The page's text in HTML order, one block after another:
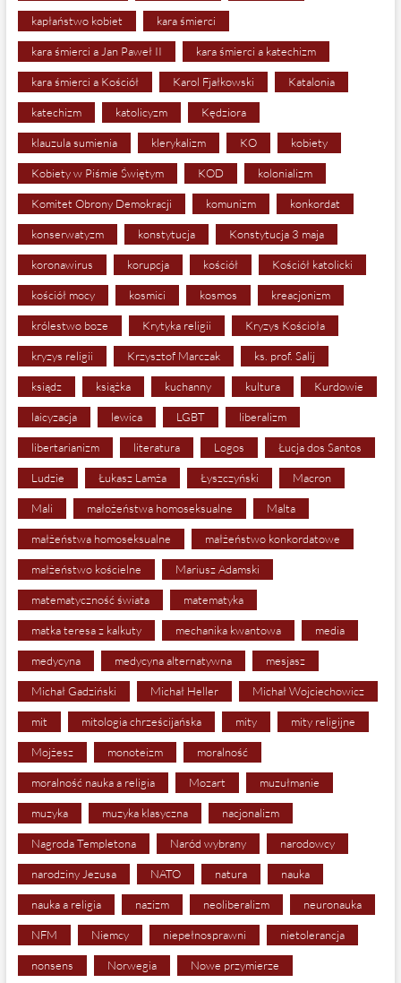
kapłaństwo kobiet kara śmierci
kara śmierci a Jan Paweł II kara śmierci a katechizm
kara śmierci a Kościół Karol Fjałkowski Katalonia
katechizm katolicyzm Kędziora
klauzula sumienia klerykalizm KO kobiety
Kobiety w Piśmie Świętym KOD kolonializm
Komitet Obrony Demokracji komunizm konkordat
konserwatyzm konstytucja Konstytucja 3 maja
koronawirus korupcja kościół Kościół katolicki
kościół mocy kosmici kosmos kreacjonizm
królestwo boze Krytyka religii Kryzys Kościoła
kryzys religii Krzysztof Marczak ks. prof. Salij
ksiądz książka kuchanny kultura Kurdowie
laicyzacja lewica LGBT liberalizm
libertarianizm literatura Logos Łucja dos Santos
Ludzie Łukasz Lamża Łyszczyński Macron
Mali małożeństwa homoseksualne Malta
małżeństwa homoseksualne małżeństwo konkordatowe
małżeństwo kościelne Mariusz Adamski
matematyczność świata matematyka
matka teresa z kalkuty mechanika kwantowa media
medycyna medycyna alternatywna mesjasz
Michał Gadziński Michał Heller Michał Wojciechowicz
mit mitologia chrześcijańska mity mity religijne
Mojżesz monoteizm moralność
moralność nauka a religia Mozart muzułmanie
muzyka muzyka klasyczna nacjonalizm
Nagroda Templetona Naród wybrany narodowcy
narodziny Jezusa NATO natura nauka
nauka a religia nazizm neoliberalizm neuronauka
NFM Niemcy niepełnosprawni nietolerancja
nonsens Norwegia Nowe przymierze